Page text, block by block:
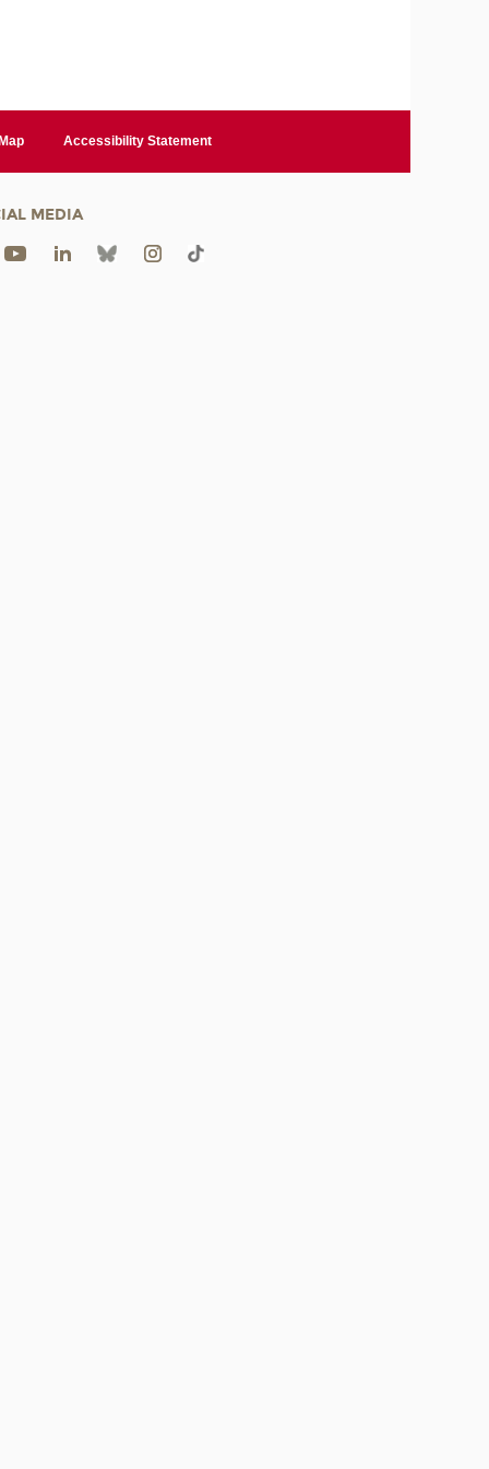
Accessibility Statement
MEDIA